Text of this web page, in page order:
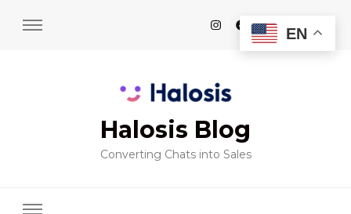
Halosis Blog
Converting Chats into Sales
EN